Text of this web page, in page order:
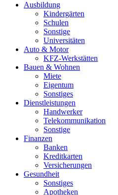
Ausbildung
Kindergärten
Schulen
Sonstige
Universitäten
Auto & Motor
KFZ-Werkstätten
Bauen & Wohnen
Miete
Eigentum
Sonstiges
Dienstleistungen
Handwerker
Telekommunikation
Sonstige
Finanzen
Banken
Kreditkarten
Versicherungen
Gesundheit
Sonstiges
Apotheken